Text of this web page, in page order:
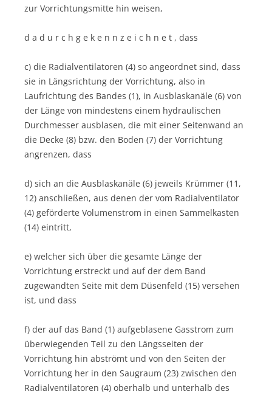
zur Vorrichtungsmitte hin weisen,
d a d u r c h g e k e n n z e i c h n e t , dass
c) die Radialventilatoren (4) so angeordnet sind, dass
sie in Längsrichtung der Vorrichtung, also in
Laufrichtung des Bandes (1), in Ausblaskanäle (6) von
der Länge von mindestens einem hydraulischen
Durchmesser ausblasen, die mit einer Seitenwand an
die Decke (8) bzw. den Boden (7) der Vorrichtung
angrenzen, dass
d) sich an die Ausblaskanäle (6) jeweils Krümmer (11,
12) anschließen, aus denen der vom Radialventilator
(4) geförderte Volumenstrom in einen Sammelkasten
(14) eintritt,
e) welcher sich über die gesamte Länge der
Vorrichtung erstreckt und auf der dem Band
zugewandten Seite mit dem Düsenfeld (15) versehen
ist, und dass
f) der auf das Band (1) aufgeblasene Gasstrom zum
überwiegenden Teil zu den Längsseiten der
Vorrichtung hin abströmt und von den Seiten der
Vorrichtung her in den Saugraum (23) zwischen den
Radialventilatoren (4) oberhalb und unterhalb des